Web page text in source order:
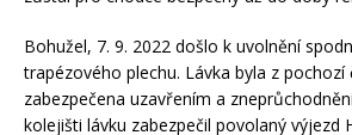
Bohužel, 7. 9. 2022 došlo k uvolnění
trapézového plechu. Lávka byla z
zabezpečena uzavřením a
kolejišti lávku zabezpečil povolaný výjezd